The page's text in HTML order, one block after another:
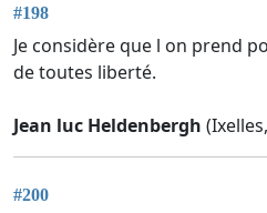
#198
Je considère que l on prend
de toutes liberté.
Jean luc Heldenbergh
#200